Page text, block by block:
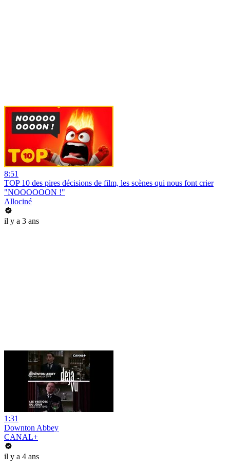
8:51
TOP 10 des pires décisions de film, les scènes qui nous font crier
"NOOOOOON !"
Allociné
il y a 3 ans
1:31
Downton Abbey
CANAL+
il y a 4 ans